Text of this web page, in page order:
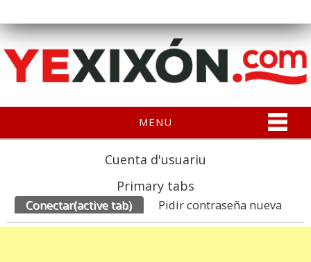
MENU
Cuenta d'usuariu
Primary tabs
Conectar(active tab) Pidir contraseña nueva